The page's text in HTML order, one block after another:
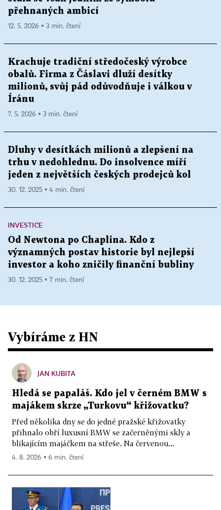
přehnaných ambicí
12. 5. 2026 ▪ 3 min. čtení
Krachuje tradiční středočeský výrobce
obalů. Firma z Čáslavi dluží desítky
milionů, svůj pád odůvodňuje i válkou v
Íránu
7. 5. 2026 ▪ 3 min. čtení
Dluhy v desítkách milionů a zlepšení na
trhu v nedohlednu. Do insolvence míří
jeden z největších českých prodejců kol
30. 12. 2025 ▪ 4 min. čtení
INVESTICE
Od Newtona po Chaplina. Kdo z
významných postav historie byl nejlepší
investor a koho zničily finanční bubliny
30. 12. 2025 ▪ 7 min. čtení
Vybíráme z HN
JAN KUBITA
Hledá se papaláš. Kdo jel v černém BMW s
majákem skrze „Turkovu“ křižovatku?
Před několika dny se do jedné pražské křižovatky
přihnalo obří luxusní BMW se začerněnými skly a
blikajícím majáčkem na střeše. Na červenou...
4. 8. 2026 ▪ 6 min. čtení